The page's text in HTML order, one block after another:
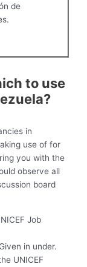
de
to use
in
use of for
you with the
observe all
board
Job
in under.
UNICEF